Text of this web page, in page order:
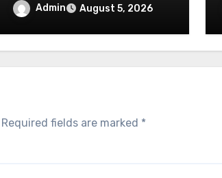
Admin August 5, 2026
Required fields are marked *